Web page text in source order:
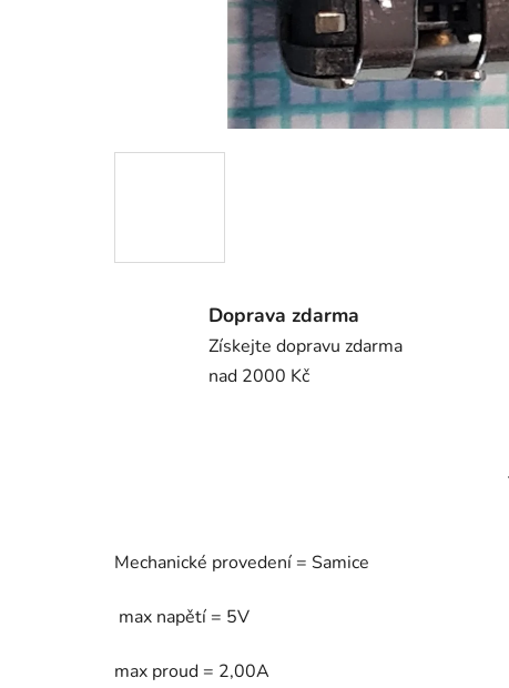
Doprava zdarma
Získejte dopravu zdarma
nad 2000 Kč
Mechanické provedení = Samice
max napětí = 5V
max proud = 2,00A